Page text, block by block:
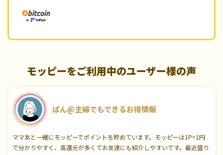
モッピーをご利用中のユーザー様の声
ぱん@主婦でもできるお得情報
ママ友と一緒にモッピーでポイントを貯めています。モッピーは1P=1円
で分かりやすく、高還元が多くてお友達にも紹介しやすいです。最近盛り